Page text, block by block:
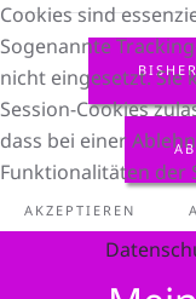
Cookies sind
Sogenannte
nicht eingesetzt. Sie
Session-Cookies
dass bei einer
Funktionalitäten der
AKZEPTIEREN